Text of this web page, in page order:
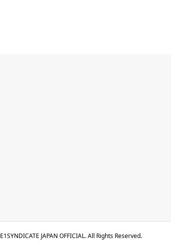
E1SYNDICATE JAPAN OFFICIAL. All Rights Reserved.